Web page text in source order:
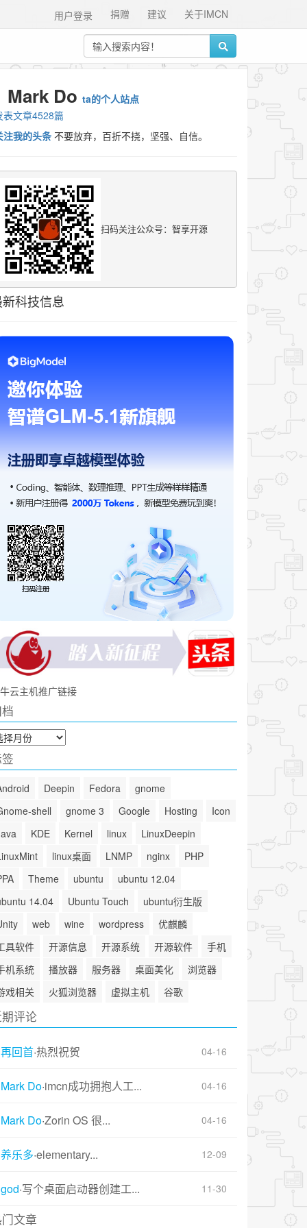
关于IMCN
建议
捐赠
用户登录
Mark Do ta的个人站点
表文章4528篇
注我的头条 不要放弃，百折不挠，坚强、自信。
扫码关注公众号：智享开源
科技信息
云主机推广链接
Deepin Fedora
gnome
shell
gnome 3 Google Hosting
Icon
KDE Kernel linux
LinuxDeepin
linux桌面 LNMP nginx
PHP
Theme ubuntu
ubuntu 12.04
14.04
Ubuntu Touch
ubuntu衍生版
web wine wordpress
优麒麟
具软件
开源信息 开源系统 开源软件
手机
机系统
播放器 服务器 桌面美化
浏览器
戏相关
火狐浏览器 虚拟主机 谷歌
评论
再回首·热烈祝贺 04-16
Mark Do·imcn成功拥抱人工... 04-16
Mark Do·Zorin OS 很... 04-16
养乐多·elementary... 12-09
god·写个桌面启动器创建工... 11-30
文章